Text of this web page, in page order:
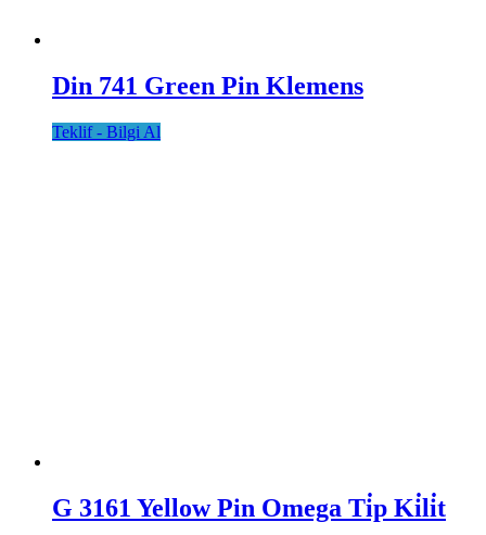
Din 741 Green Pin Klemens
Teklif - Bilgi Al
G 3161 Yellow Pin Omega Ti̇p Ki̇li̇t